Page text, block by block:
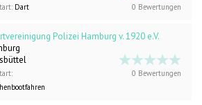
Dart 0 Bewertungen
Polizei Hamburg v. 1920 e.V.
0 Bewertungen